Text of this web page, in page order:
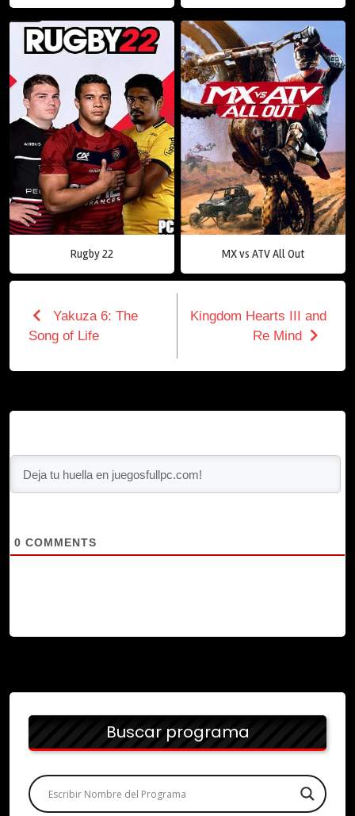
Rugby 22 MX vs ATV All Out
Yakuza 6: The
Song of Life
Kingdom Hearts III and
Re Mind
0 COMMENTS
Buscar programa